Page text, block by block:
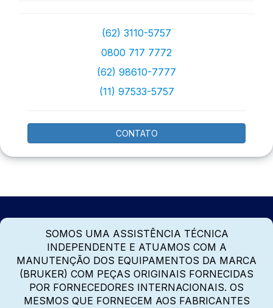
(62) 3110-5757
0800 717 7772
(62) 98610-7777
(11) 97533-5757
CONTATO
SOMOS UMA ASSISTÊNCIA TÉCNICA
INDEPENDENTE E ATUAMOS COM A
MANUTENÇÃO DOS EQUIPAMENTOS DA MARCA
(BRUKER) COM PEÇAS ORIGINAIS FORNECIDAS
POR FORNECEDORES INTERNACIONAIS. OS
MESMOS QUE FORNECEM AOS FABRICANTES